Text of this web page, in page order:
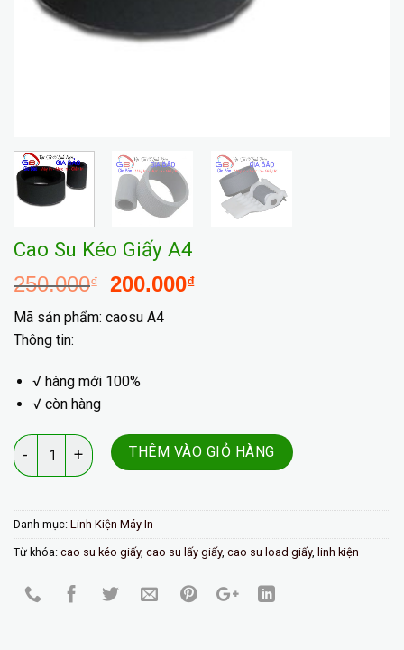
Cao Su Kéo Giấy A4
250.000₫ 200.000₫
Mã sản phẩm: caosu A4
Thông tin:
√ hàng mới 100%
√ còn hàng
Số lượng THÊM VÀO GIỎ HÀNG
Danh mục: Linh Kiện Máy In
Từ khóa: cao su kéo giấy, cao su lấy giấy, cao su load giấy, linh kiện